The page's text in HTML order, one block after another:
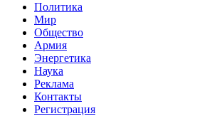
Политика
Мир
Общество
Армия
Энергетика
Наука
Реклама
Контакты
Регистрация